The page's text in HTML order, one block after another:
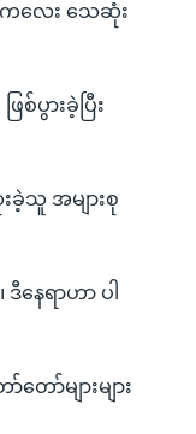
ကလေး သေဆုံး
ပွားခဲ့ပြီး
သူ အများစု
ေရာဟာ ပါ
ာ်များများ